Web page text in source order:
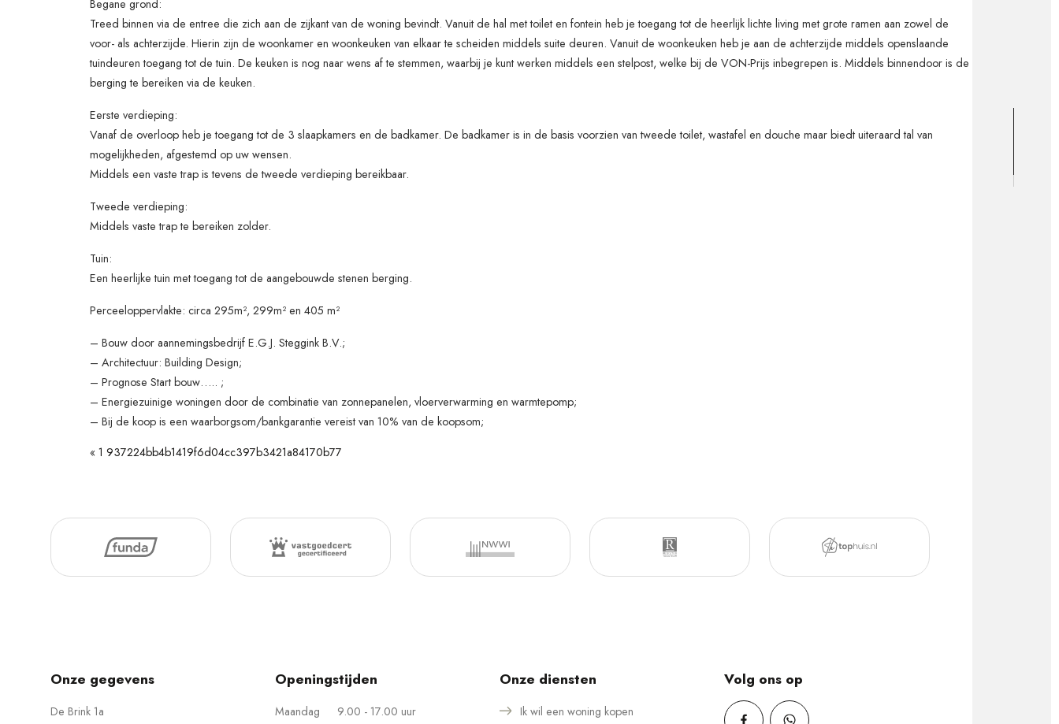
Begane grond:
Treed binnen via de entree die zich aan de zijkant van de woning bevindt. Vanuit de hal met toilet en fontein heb je toegang tot de heerlijk lichte living met grote ramen aan zowel de
voor- als achterzijde. Hierin zijn de woonkamer en woonkeuken van elkaar te scheiden middels suite deuren. Vanuit de woonkeuken heb je aan de achterzijde middels openslaande
tuindeuren toegang tot de tuin. De keuken is nog naar wens af te stemmen, waarbij je kunt werken middels een stelpost, welke bij de VON-Prijs inbegrepen is. Middels binnendoor is de
berging te bereiken via de keuken.
Eerste verdieping:
Vanaf de overloop heb je toegang tot de 3 slaapkamers en de badkamer. De badkamer is in de basis voorzien van tweede toilet, wastafel en douche maar biedt uiteraard tal van
mogelijkheden, afgestemd op uw wensen.
Middels een vaste trap is tevens de tweede verdieping bereikbaar.
Tweede verdieping:
Middels vaste trap te bereiken zolder.
Tuin:
Een heerlijke tuin met toegang tot de aangebouwde stenen berging.
Perceeloppervlakte: circa 295m², 299m² en 405 m²
– Bouw door aannemingsbedrijf E.G.J. Steggink B.V.;
– Architectuur: Building Design;
– Prognose Start bouw….. ;
– Energiezuinige woningen door de combinatie van zonnepanelen, vloerverwarming en warmtepomp;
– Bij de koop is een waarborgsom/bankgarantie vereist van 10% van de koopsom;
« 1 937224bb4b1419f6d04cc397b3421a84170b77
Onze gegevens
De Brink 1a
Openingstijden
Maandag 9.00 - 17.00 uur
Onze diensten
Ik wil een woning kopen
Volg ons op